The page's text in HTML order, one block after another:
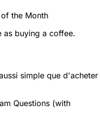
the Month
as buying a coffee.
simple que d'acheter
Questions (with